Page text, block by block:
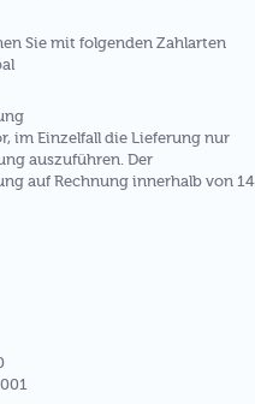
Sie mit folgenden Zahlarten
im Einzelfall die Lieferung nur
auszuführen. Der
auf Rechnung innerhalb von 14